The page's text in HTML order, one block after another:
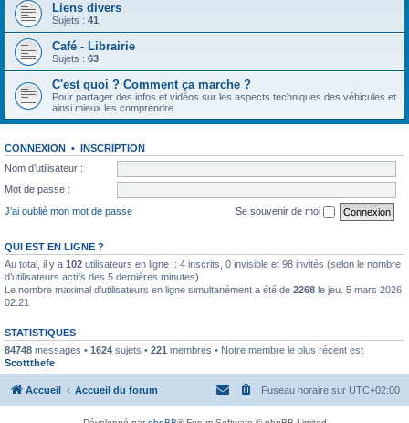
Liens divers
Sujets : 41
Café - Librairie
Sujets : 63
C'est quoi ? Comment ça marche ?
Pour partager des infos et vidéos sur les aspects techniques des véhicules et
ainsi mieux les comprendre.
CONNEXION • INSCRIPTION
Nom d’utilisateur :
Mot de passe :
J’ai oublié mon mot de passe
Se souvenir de moi
QUI EST EN LIGNE ?
Au total, il y a 102 utilisateurs en ligne :: 4 inscrits, 0 invisible et 98 invités (selon le nombre
d’utilisateurs actifs des 5 dernières minutes)
Le nombre maximal d’utilisateurs en ligne simultanément a été de 2268 le jeu. 5 mars 2026
02:21
STATISTIQUES
84748 messages • 1624 sujets • 221 membres • Notre membre le plus récent est
Scottthefe
Accueil Accueil du forum Fuseau horaire sur UTC+02:00